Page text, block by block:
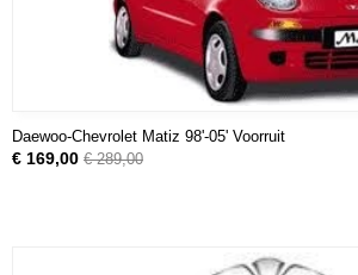
Daewoo-Chevrolet Matiz 98'-05' Voorruit
€ 169,00 € 289,00